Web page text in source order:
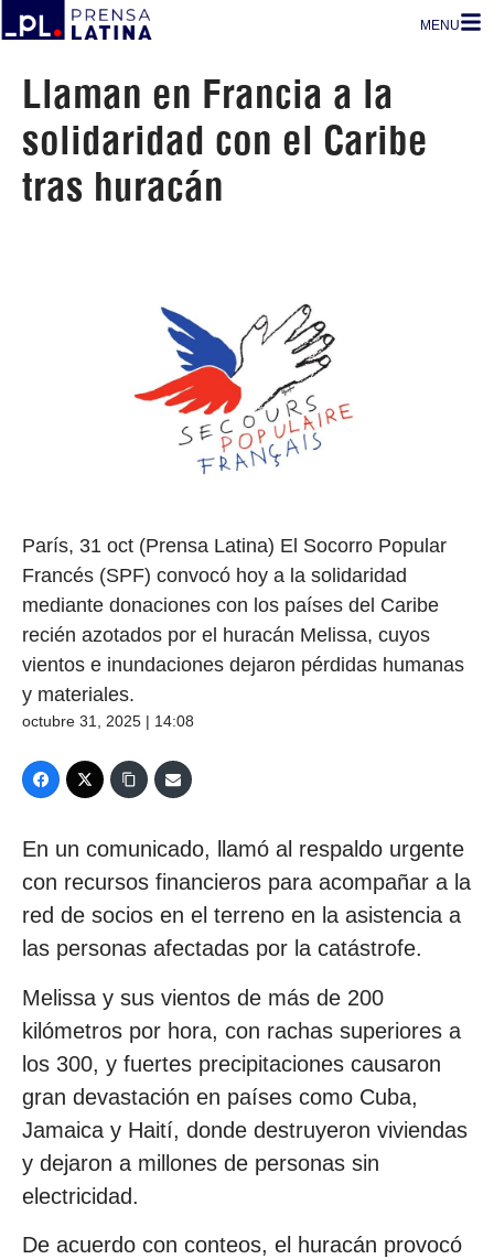
MENU
Llaman en Francia a la
solidaridad con el Caribe
tras huracán
París, 31 oct (Prensa Latina) El Socorro Popular
Francés (SPF) convocó hoy a la solidaridad
mediante donaciones con los países del Caribe
recién azotados por el huracán Melissa, cuyos
vientos e inundaciones dejaron pérdidas humanas
y materiales.
octubre 31, 2025 | 14:08
En un comunicado, llamó al respaldo urgente
con recursos financieros para acompañar a la
red de socios en el terreno en la asistencia a
las personas afectadas por la catástrofe.
Melissa y sus vientos de más de 200
kilómetros por hora, con rachas superiores a
los 300, y fuertes precipitaciones causaron
gran devastación en países como Cuba,
Jamaica y Haití, donde destruyeron viviendas
y dejaron a millones de personas sin
electricidad.
De acuerdo con conteos, el huracán provocó